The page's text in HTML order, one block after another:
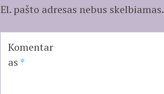
El. pašto adresas nebus skelbiamas.
Komentar
as *